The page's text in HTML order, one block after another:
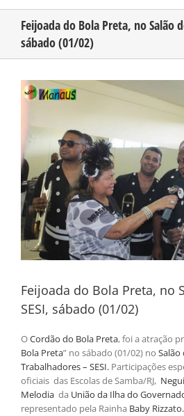
CONHEÇA O AMAZONAS
PUBLICIDADE
CONTATO
Feijoada do Bola Preta, no Salão
sábado (01/02)
View
Larger
Feijoada do Bola Preta, no
SESI, sábado (01/02)
OCordão do Bola Preta, foi a atração
Bola Preta” no sábado (01/02) no Salão
Trabalhadores – SESI. Participações
oficiais das Escolas de Samba/RJ,
Melodia da União da Ilha do
representado pela Rainha Baby Rizzato.